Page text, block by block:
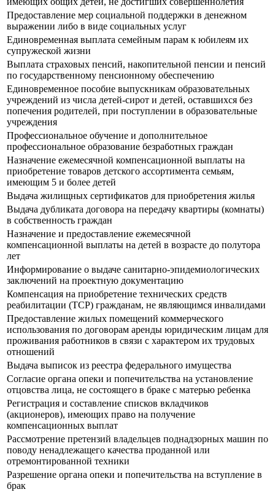
Предоставление мер социальной поддержки в денежном
выражении либо в виде социальных услуг
Единовременная выплата семейным парам к юбилеям их
супружеской жизни
Выплата страховых пенсий, накопительной пенсии и пенсий
по государственному пенсионному обеспечению
Единовременное пособие выпускникам образовательных
учреждений из числа детей-сирот и детей, оставшихся без
попечения родителей, при поступлении в образовательные
учреждения
Профессиональное обучение и дополнительное
профессиональное образование безработных граждан
Назначение ежемесячной компенсационной выплаты на
приобретение товаров детского ассортимента семьям,
имеющим 5 и более детей
Выдача жилищных сертификатов для приобретения жилья
Выдача дубликата договора на передачу квартиры (комнаты)
в собственность граждан
Назначение и предоставление ежемесячной
компенсационной выплаты на детей в возрасте до полутора
лет
Информирование о выдаче санитарно-эпидемиологических
заключений на проектную документацию
Компенсация на приобретение технических средств
реабилитации (ТСР) гражданам, не являющимся инвалидами
Предоставление жилых помещений коммерческого
использования по договорам аренды юридическим лицам для
проживания работников в связи с характером их трудовых
отношений
Выдача выписок из реестра федерального имущества
Согласие органа опеки и попечительства на установление
отцовства лица, не состоящего в браке с матерью ребенка
Регистрация и составление списков вкладчиков
(акционеров), имеющих право на получение
компенсационных выплат
Рассмотрение претензий владельцев поднадзорных машин по
поводу ненадлежащего качества проданной или
отремонтированной техники
Разрешение органа опеки и попечительства на вступление в
брак